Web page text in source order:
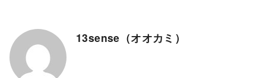
13sense（オオカミ）